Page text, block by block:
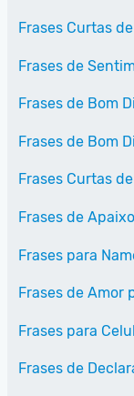
Frases Curtas
Frases de
Frases de Bom
Frases de Bom
Frases Curtas
Frases de
Frases para
Frases de Amor
Frases para
Frases de